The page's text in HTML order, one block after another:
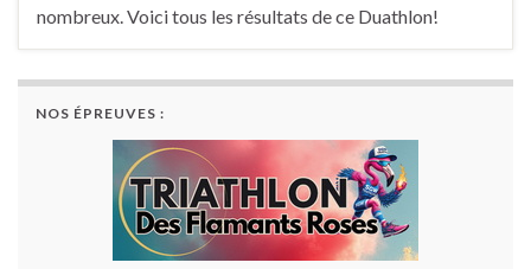
nombreux. Voici tous les résultats de ce Duathlon!
NOS ÉPREUVES :